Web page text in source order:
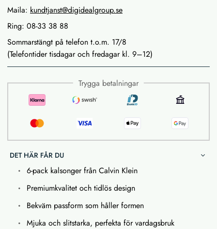
Maila: kundtjanst@digidealgroup.se
Ring: 08-33 38 88
Sommarstängt på telefon t.o.m. 17/8
(Telefontider tisdagar och fredagar kl. 9–12)
Trygga betalningar
DET HÄR FÅR DU
6-pack kalsonger från Calvin Klein
Premiumkvalitet och tidlös design
Bekväm passform som håller formen
Mjuka och slitstarka, perfekta för vardagsbruk